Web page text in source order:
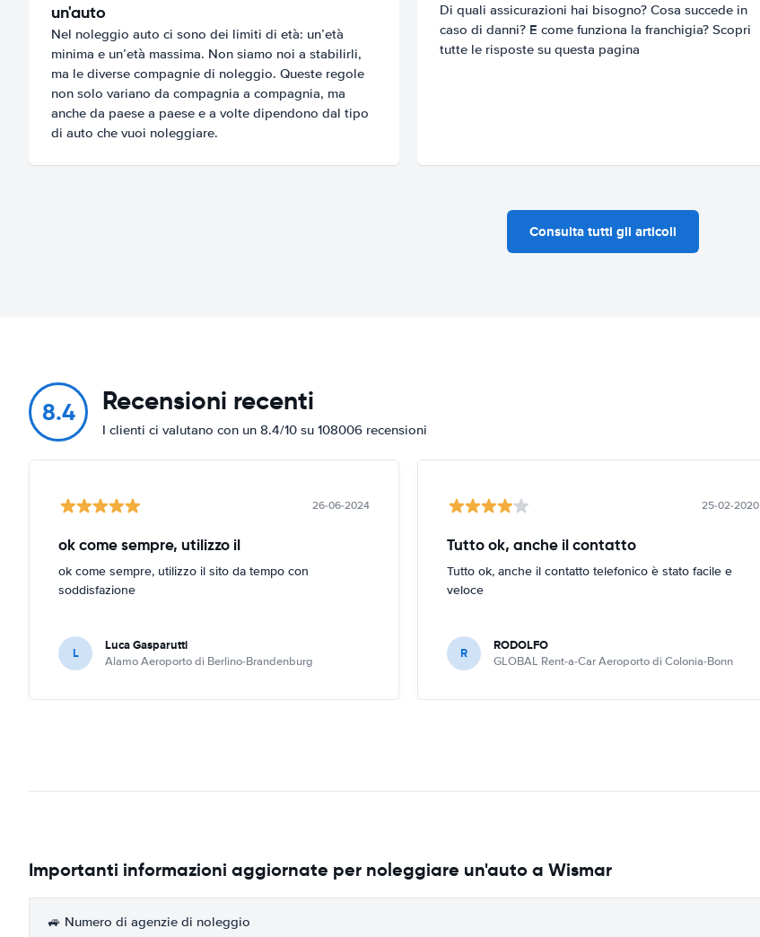
un'auto
Nel noleggio auto ci sono dei limiti di età: un’età
minima e un’età massima. Non siamo noi a stabilirli,
ma le diverse compagnie di noleggio. Queste regole
non solo variano da compagnia a compagnia, ma
anche da paese a paese e a volte dipendono dal tipo
di auto che vuoi noleggiare.
Di quali assicurazioni hai bisogno? Cosa succede in
caso di danni? E come funziona la franchigia? Scopri
tutte le risposte su questa pagina
Consulta tutti gli articoli
8.4 Recensioni recenti
I clienti ci valutano con un 8.4/10 su 108006 recensioni
26-06-2024
ok come sempre, utilizzo il
ok come sempre, utilizzo il sito da tempo con
soddisfazione
L Luca Gasparutti
Alamo Aeroporto di Berlino-Brandenburg
25-02-2020
Tutto ok, anche il contatto
Tutto ok, anche il contatto telefonico è stato facile e
veloce
R RODOLFO
GLOBAL Rent-a-Car Aeroporto di Colonia-Bonn
Importanti informazioni aggiornate per noleggiare un'auto a Wismar
🚙 Numero di agenzie di noleggio